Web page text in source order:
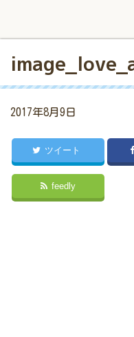
2017年8月9日
ツイート
feedly